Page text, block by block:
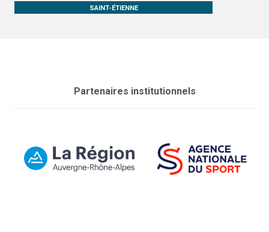
SAINT-ÉTIENNE
Partenaires institutionnels